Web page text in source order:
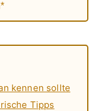
kennen sollte
Tipps